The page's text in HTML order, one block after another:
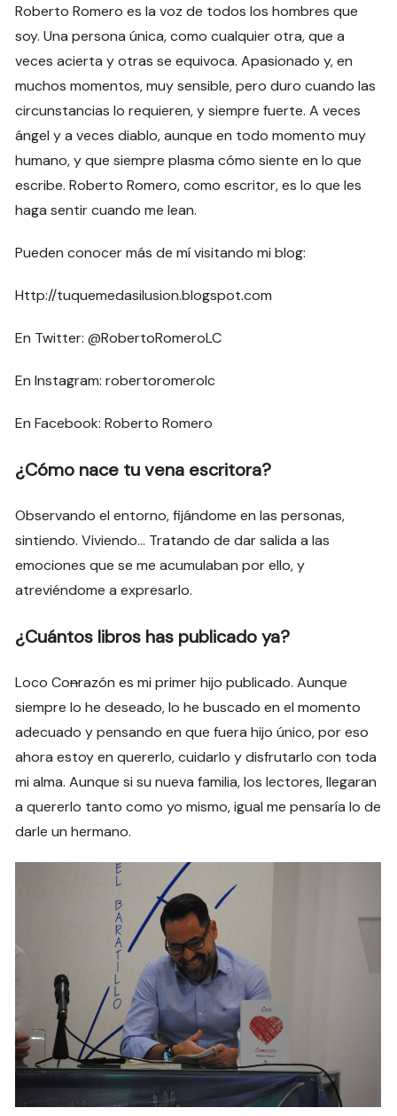
Roberto Romero es la voz de todos los hombres que
soy. Una persona única, como cualquier otra, que a
veces acierta y otras se equivoca. Apasionado y, en
muchos momentos, muy sensible, pero duro cuando las
circunstancias lo requieren, y siempre fuerte. A veces
ángel y a veces diablo, aunque en todo momento muy
humano, y que siempre plasma cómo siente en lo que
escribe. Roberto Romero, como escritor, es lo que les
haga sentir cuando me lean.
Pueden conocer más de mí visitando mi blog:
Http://tuquemedasilusion.blogspot.com
En Twitter: @RobertoRomeroLC
En Instagram: robertoromerolc
En Facebook: Roberto Romero
¿Cómo nace tu vena escritora?
Observando el entorno, fijándome en las personas,
sintiendo. Viviendo… Tratando de dar salida a las
emociones que se me acumulaban por ello, y
atreviéndome a expresarlo.
¿Cuántos libros has publicado ya?
Loco Conrazón es mi primer hijo publicado. Aunque
siempre lo he deseado, lo he buscado en el momento
adecuado y pensando en que fuera hijo único, por eso
ahora estoy en quererlo, cuidarlo y disfrutarlo con toda
mi alma. Aunque si su nueva familia, los lectores, llegaran
a quererlo tanto como yo mismo, igual me pensaría lo de
darle un hermano.